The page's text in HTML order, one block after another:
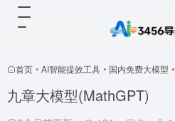
首页 • AI智能提效工具 • 国内免费大模型 •
九章大模型(MathGPT)